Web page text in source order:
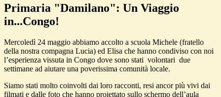
Primaria "Damilano": Un Viaggio
in...Congo!
Mercoledì 24 maggio abbiamo accolto a scuola Michele (fratello
della nostra compagna Lucia) ed Elisa che hanno condiviso con noi
l’esperienza vissuta in Congo dove sono stati volontari due
settimane ad aiutare una poverissima comunità locale.
Siamo stati molto coinvolti dai loro racconti, resi ancor più vivi dai
filmati e dalle foto che hanno proiettato sullo schermo dell’aula